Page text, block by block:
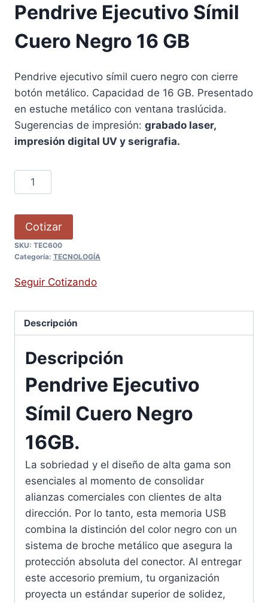
Pendrive Ejecutivo Símil
Cuero Negro 16 GB
Pendrive ejecutivo símil cuero negro con cierre
botón metálico. Capacidad de 16 GB. Presentado
en estuche metálico con ventana traslúcida.
Sugerencias de impresión: grabado laser,
impresión digital UV y serigrafia.
Cotizar
SKU: TEC600
Categoría: TECNOLOGÍA
Seguir Cotizando
Descripción
Descripción
Pendrive Ejecutivo
Símil Cuero Negro
16GB.
La sobriedad y el diseño de alta gama son
esenciales al momento de consolidar
alianzas comerciales con clientes de alta
dirección. Por lo tanto, esta memoria USB
combina la distinción del color negro con un
sistema de broche metálico que asegura la
protección absoluta del conector. Al entregar
este accesorio premium, tu organización
proyecta un estándar superior de solidez,